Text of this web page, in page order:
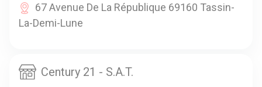
67 Avenue De La République 69160 Tassin-
La-Demi-Lune
Century 21 - S.A.T.